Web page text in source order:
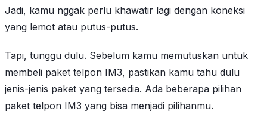
Jadi, kamu nggak perlu khawatir lagi dengan koneksi
yang lemot atau putus-putus.
Tapi, tunggu dulu. Sebelum kamu memutuskan untuk
membeli paket telpon IM3, pastikan kamu tahu dulu
jenis-jenis paket yang tersedia. Ada beberapa pilihan
paket telpon IM3 yang bisa menjadi pilihanmu.